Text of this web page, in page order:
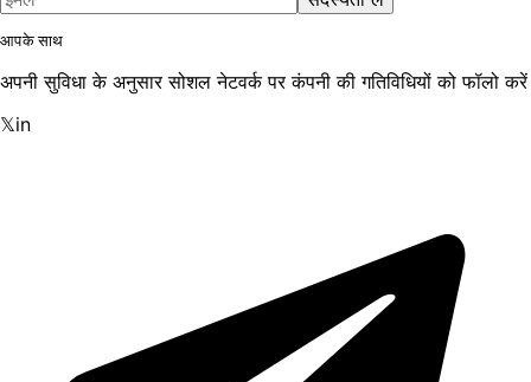
आपके साथ
अपनी सुविधा के अनुसार सोशल नेटवर्क पर कंपनी की गतिविधियों को फॉलो करें
𝕏in